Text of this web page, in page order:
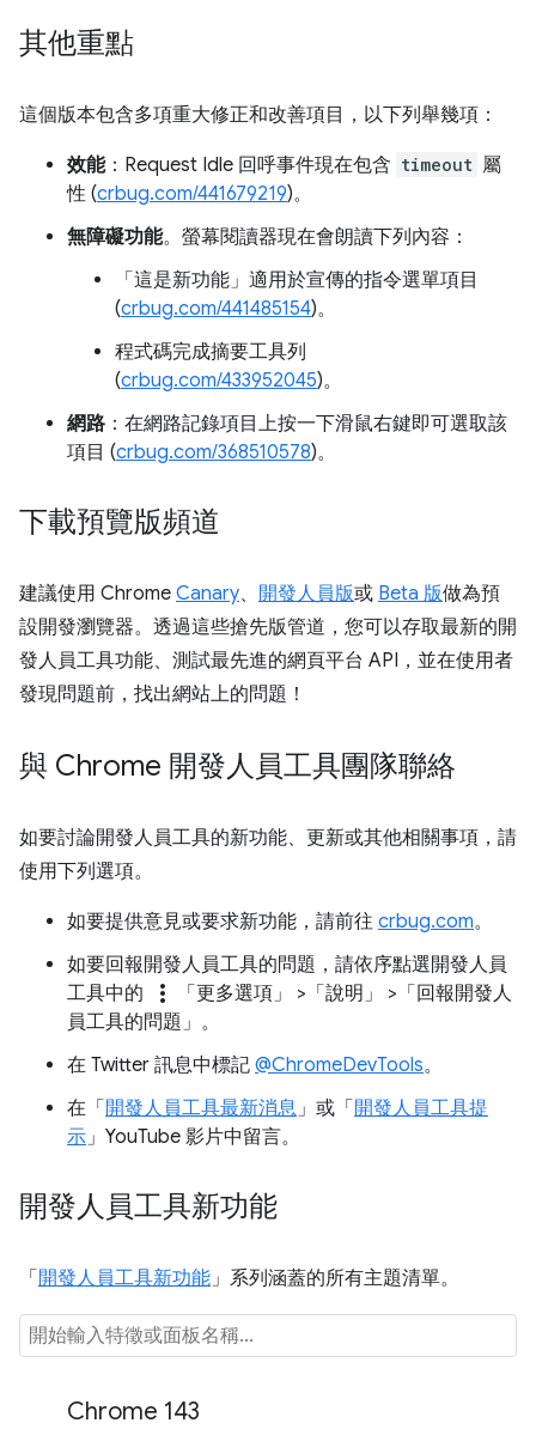
其他重點
這個版本包含多項重大修正和改善項目，以下列舉幾項：
效能：Request Idle 回呼事件現在包含 timeout 屬
性 (crbug.com/441679219)。
無障礙功能。螢幕閱讀器現在會朗讀下列內容：
「這是新功能」適用於宣傳的指令選單項目
(crbug.com/441485154)。
程式碼完成摘要工具列
(crbug.com/433952045)。
網路 ：在網路記錄項目上按一下滑鼠右鍵即可選取該
項目 (crbug.com/368510578)。
下載預覽版頻道
建議使用 Chrome Canary、 開發人員版或 Beta 版做為預
設開發瀏覽器。透過這些搶先版管道，您可以存取最新的開
發人員工具功能、測試最先進的網頁平台 API，並在使用者
發現問題前，找出網站上的問題！
與 Chrome 開發人員工具團隊聯絡
如要討論開發人員工具的新功能、更新或其他相關事項，請
使用下列選項。
如要提供意見或要求新功能，請前往 crbug.com。
如要回報開發人員工具的問題，請依序點選開發人員
工具中的
more_vert 「更多選項」 >「說明」
>「回報開發人
員工具的問題」 。
在 Twitter 訊息中標記 @ChromeDevTools。
在「 開發人員工具最新消息」或「 開發人員工具提
示」YouTube 影片中留言。
開發人員工具新功能
「 開發人員工具新功能」系列涵蓋的所有主題清單。
Chrome 143